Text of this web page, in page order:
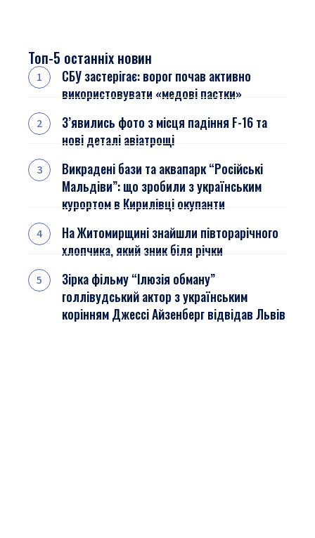
Топ-5 останніх новин
СБУ застерігає: ворог почав активно
використовувати «медові пастки»
З’явились фото з місця падіння F-16 та
нові деталі авіатрощі
Викрадені бази та аквапарк “Російські
Мальдіви”: що зробили з українським
курортом в Кирилівці окупанти
На Житомирщині знайшли півторарічного
хлопчика, який зник біля річки
Зірка фільму “Ілюзія обману”
голлівудський актор з українським
корінням Джессі Айзенберг відвідав Львів